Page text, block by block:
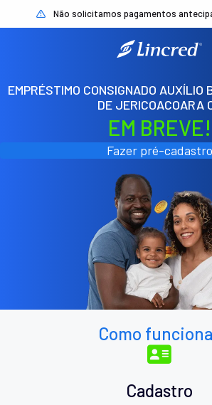
Não solicitamos pagamentos
EMPRÉSTIMO CONSIGNADO
DE JERICOACOARA
EM BREVE!
Fazer pré-cadastro
Como
Cadastro